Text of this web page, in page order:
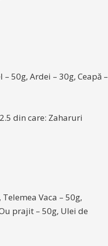
50g, Ardei – 30g, Ceapă –
din care: Zaharuri
Vaca – 50g,
prajit – 50g, Ulei de